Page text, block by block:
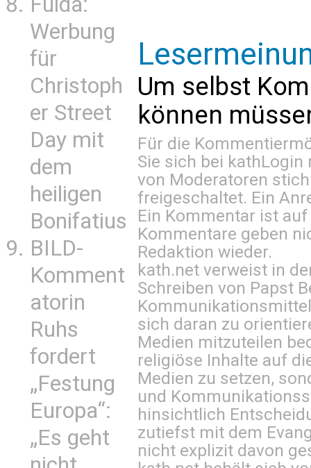
Werbung
für
Christoph
er Street
Day mit
dem
heiligen
Bonifatius
BILD-
Komment
atorin
Ruhs
fordert
„Festung
Europa“:
„Es geht
Um selbst
können
Für die
Sie sich bei kathLogin
von Moderatoren
freigeschaltet. Ein
Ein Kommentar ist
Kommentare geben
Redaktion wieder.
kath.net verweist in
Schreiben von Papst
sich daran zu
Medien mitzuteilen
religiöse Inhalte auf
Medien zu setzen,
und
hinsichtlich
zutiefst mit dem
nicht explizit davon